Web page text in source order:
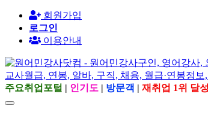
회원가입
로그인
이용안내
주요취업포털 | 인기도 | 방문객 | 재취업 1위 달성